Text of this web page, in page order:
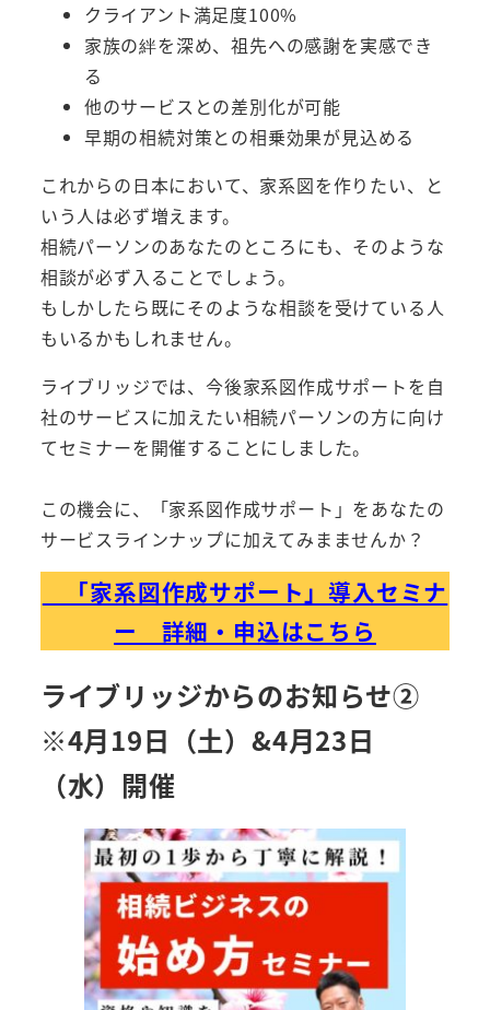
クライアント満足度100%
家族の絆を深め、祖先への感謝を実感でき
る
他のサービスとの差別化が可能
早期の相続対策との相乗効果が見込める
これからの日本において、家系図を作りたい、と
いう人は必ず増えます。
相続パーソンのあなたのところにも、そのような
相談が必ず入ることでしょう。
もしかしたら既にそのような相談を受けている人
もいるかもしれません。
ライブリッジでは、今後家系図作成サポートを自
社のサービスに加えたい相続パーソンの方に向け
てセミナーを開催することにしました。
この機会に、「家系図作成サポート」をあなたの
サービスラインナップに加えてみまませんか？
「家系図作成サポート」導入セミナ
ー 詳細・申込はこちら
ライブリッジからのお知らせ②
※4月19日（土）&4月23日
（水）開催